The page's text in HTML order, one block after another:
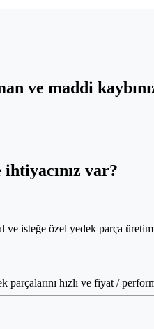
ve maddi
var?
isteğe özel yedek parça
parçalarını hızlı ve fiyat /